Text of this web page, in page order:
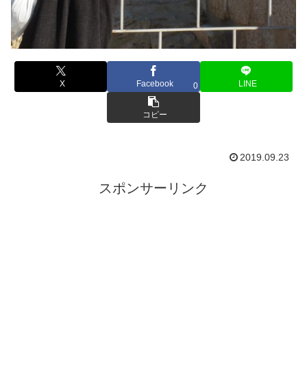
X Facebook 0 LINE
コピー
2019.09.23
スポンサーリンク